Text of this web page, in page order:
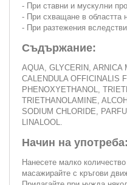
- При ставни и мускулни
- При схващане в областта
- При разтежения
Съдържание:
AQUA, GLYCERIN, ARNICA
CALENDULA OFFICINALIS
PHENOXYETHANOL,
TRIETHANOLAMINE,
SODIUM CHLORIDE,
LINALOOL.
Начин на употреба:
Нанесете малко
масажирайте с кръгови